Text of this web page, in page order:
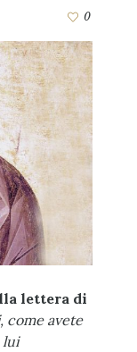
0
lettera di
come avete
lui